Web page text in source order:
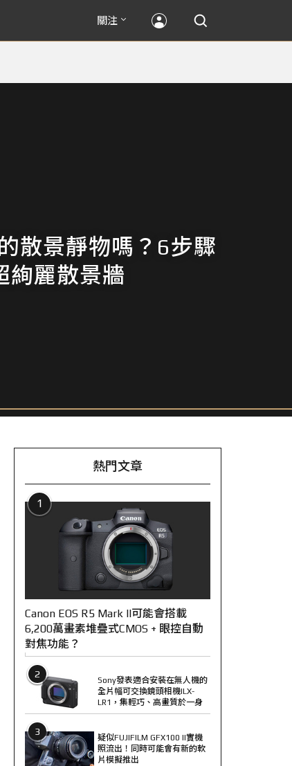
關注
散景靜物嗎？6步驟
絢麗散景牆
熱門文章
1
Canon EOS R5 Mark II可能會搭載
6,200萬畫素堆疊式CMOS + 眼控自動
對焦功能？
2
Sony發表適合安裝在無人機的
全片幅可交換鏡頭相機ILX-
LR1，集輕巧、高畫質於一身
3
疑似FUJIFILM GFX100 II實機
照流出！同時可能會有新的軟
片模擬推出